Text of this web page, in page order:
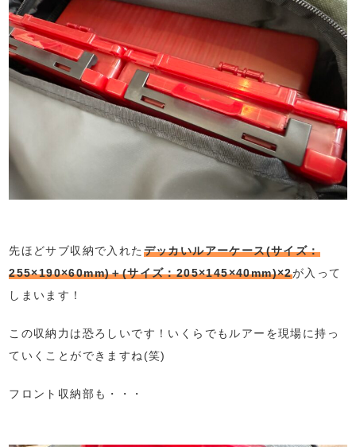
先ほどサブ収納で入れた デッカいルアーケース(サイズ：
255×190×60mm)＋(サイズ：205×145×40mm)×2が入って
しまいます！
この収納力は恐ろしいです！いくらでもルアーを現場に持っ
ていくことができますね(笑)
フロント収納部も・・・